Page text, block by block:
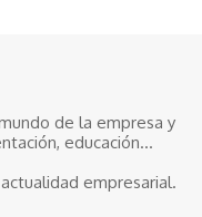
de la empresa y
educación...
empresarial.